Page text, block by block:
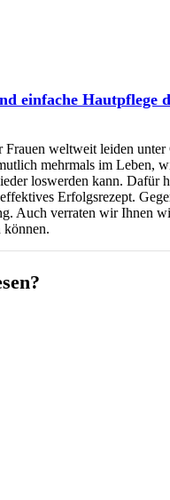
einfache Hautpflege
Frauen weltweit leiden
mehrmals im Leben,
loswerden kann. Dafür
Erfolgsrezept.
Auch verraten wir Ihnen
können.